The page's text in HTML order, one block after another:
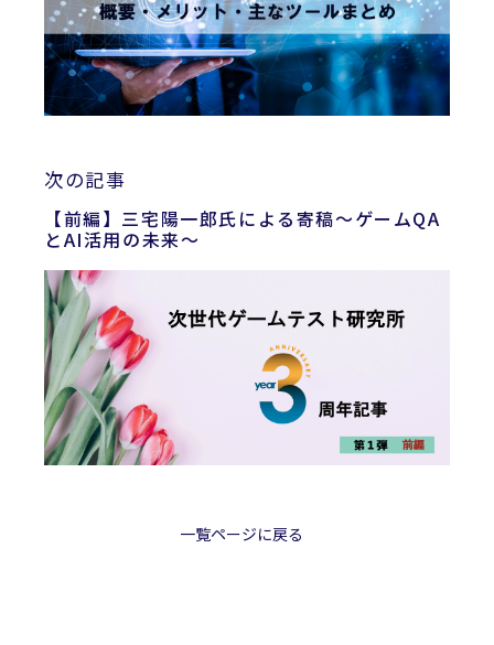
次の記事
【前編】三宅陽一郎氏による寄稿～ゲームQA
とAI活用の未来～
一覧ページに戻る